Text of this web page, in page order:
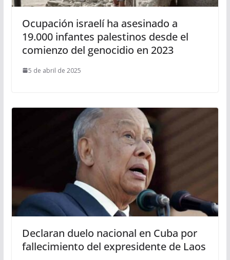
Ocupación israelí ha asesinado a
19.000 infantes palestinos desde el
comienzo del genocidio en 2023
5 de abril de 2025
Declaran duelo nacional en Cuba por
fallecimiento del expresidente de Laos